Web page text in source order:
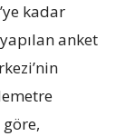
kadar
anket